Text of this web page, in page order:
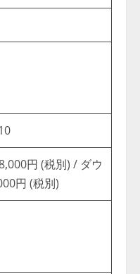
円 (税別) / ダウ
円 (税別)